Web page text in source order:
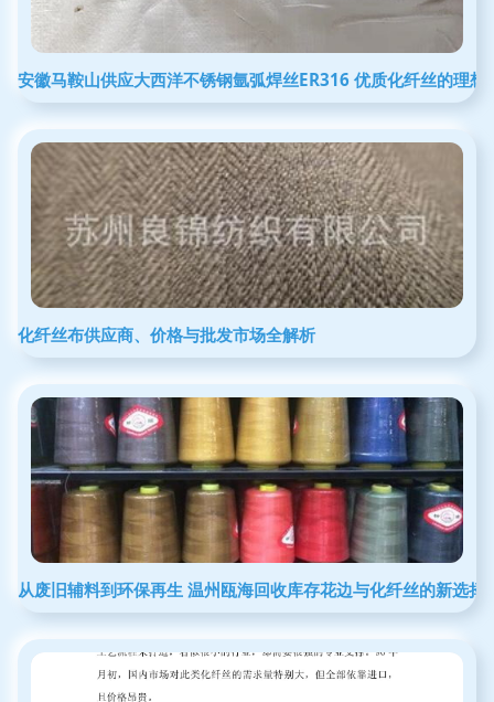
安徽马鞍山供应大西洋不锈钢氩弧焊丝ER316 优质化纤丝的理想
化纤丝布供应商、价格与批发市场全解析
从废旧辅料到环保再生 温州瓯海回收库存花边与化纤丝的新选择